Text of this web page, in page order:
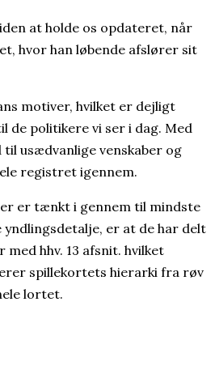
at holde os opdateret, når
hvor han løbende afslører sit
motiver, hvilket er dejligt
de politikere vi ser i dag. Med
usædvanlige venskaber og
registret igennem.
er tænkt i gennem til mindste
er at de har delt
hhv. 13 afsnit. hvilket
spillekortets hierarki fra røv
lortet.